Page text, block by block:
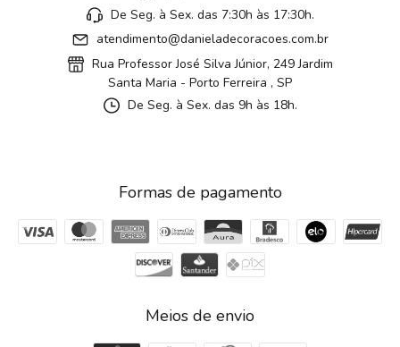
De Seg. à Sex. das 7:30h às 17:30h.
atendimento@danieladecoracoes.com.br
Rua Professor José Silva Júnior, 249 Jardim
Santa Maria - Porto Ferreira , SP
De Seg. à Sex. das 9h às 18h.
Formas de pagamento
Meios de envio